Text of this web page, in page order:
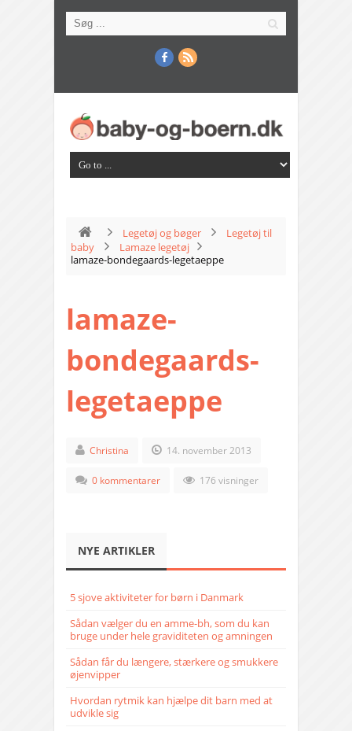
Legetøj og bøger
Legetøj til
baby
Lamaze legetøj
lamaze-bondegaards-legetaeppe
lamaze-
bondegaards-
legetaeppe
Christina 14. november 2013
0 kommentarer 176 visninger
NYE ARTIKLER
5 sjove aktiviteter for børn i Danmark
Sådan vælger du en amme-bh, som du kan
bruge under hele graviditeten og amningen
Sådan får du længere, stærkere og smukkere
øjenvipper
Hvordan rytmik kan hjælpe dit barn med at
udvikle sig